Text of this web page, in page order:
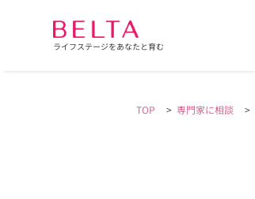
ライフステージをあなたと育む
TOP > 専門家に相談 >